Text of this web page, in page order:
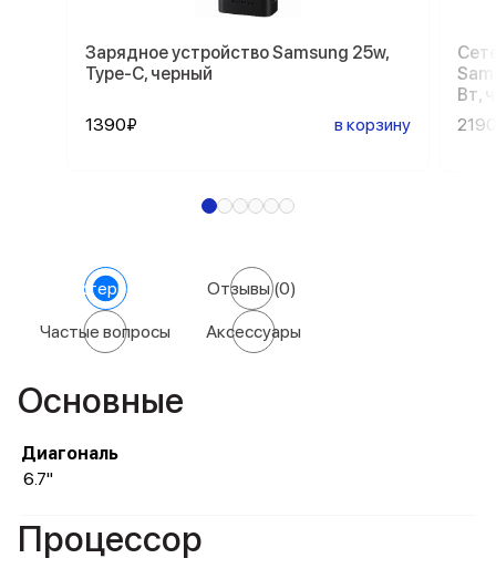
Зарядное устройство Samsung 25w,
Type-C, черный
1390₽ в корзину
Вт,
Характеристики Отзывы(0)
Частые вопросы Аксессуары
Основные
Диагональ
6.7"
Процессор